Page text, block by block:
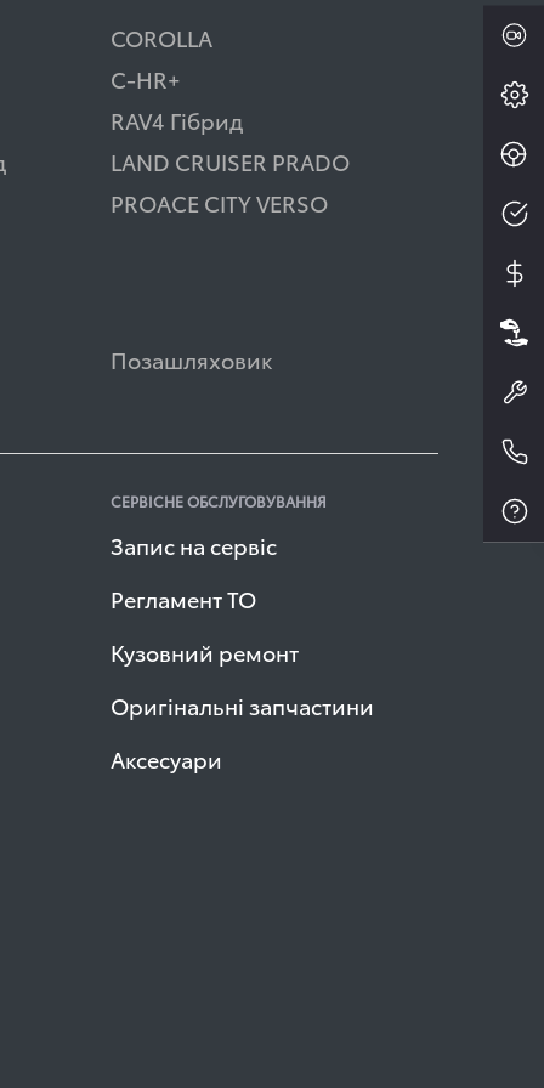
COROLLA
C-HR+
RAV4 Гібрид
LAND CRUISER PRADO
PROACE CITY VERSO
Позашляховик
СЕРВІСНЕ ОБСЛУГОВУВАННЯ
Запис на сервіс
Регламент ТО
Кузовний ремонт
Оригінальні запчастини
Аксесуари